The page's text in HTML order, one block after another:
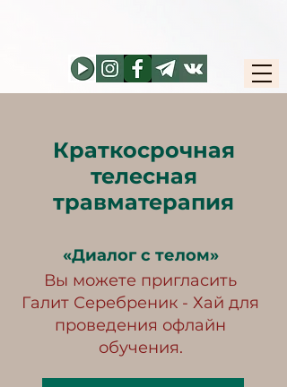
Краткосрочная
телесная
травматерапия
«Диалог с телом»
​Вы можете пригласить
Галит Серебреник - Хай для
проведения офлайн
обучения.